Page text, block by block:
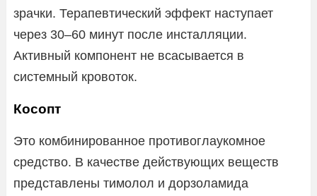
зрачки. Терапевтический эффект наступает
через 30–60 минут после инсталляции.
Активный компонент не всасывается в
системный кровоток.
Косопт
Это комбинированное противоглаукомное
средство. В качестве действующих веществ
представлены тимолол и дорзоламида